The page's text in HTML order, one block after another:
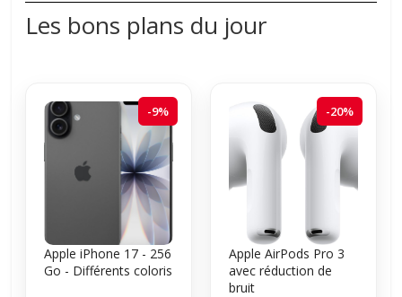
Les bons plans du jour
-9%
Apple iPhone 17 - 256
Go - Différents coloris
-20%
Apple AirPods Pro 3
avec réduction de
bruit